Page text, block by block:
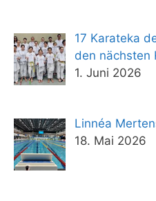
17 Karateka
den nächsten
1. Juni 2026
Linnéa
18. Mai 2026